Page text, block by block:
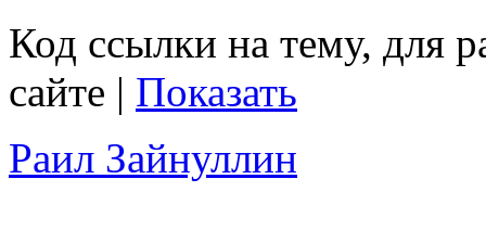
Код ссылки на тему, для
сайте | Показать
Раил Зайнуллин